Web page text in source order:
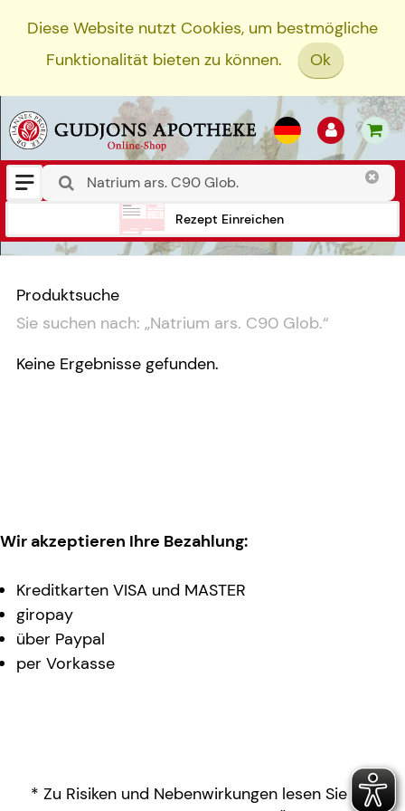
Diese Website nutzt Cookies, um bestmögliche
Funktionalität bieten zu können.
Ok
Rezept Einreichen
Produktsuche
Sie suchen nach: „Natrium ars. C90 Glob.“
Keine Ergebnisse gefunden.
Wir akzeptieren Ihre Bezahlung:
Kreditkarten VISA und MASTER
giropay
über Paypal
per Vorkasse
* Zu Risiken und Nebenwirkungen lesen Sie die